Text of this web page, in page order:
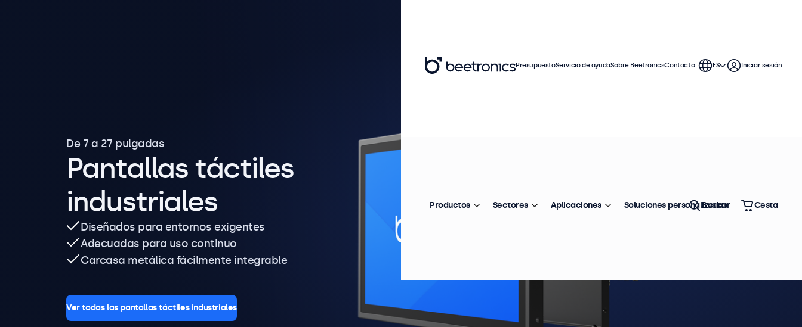
Pantallas táctiles
industriales
De 7 a 27 pulgadas
Diseñados para entornos exigentes
Adecuadas para uso continuo
Carcasa metálica fácilmente integrable
Ver todas las pantallas táctiles industriales
PresupuestoServicio de ayudaSobre BeetronicsContacto ES Iniciar sesión
Productos Sectores Aplicaciones Soluciones personalizadas
Buscar Cesta